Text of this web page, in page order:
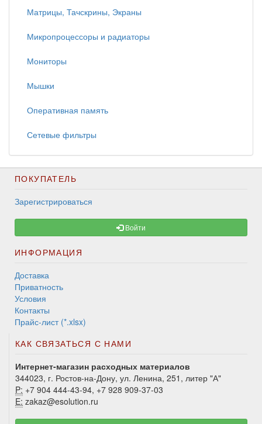
Матрицы, Тачскрины, Экраны
Микропроцессоры и радиаторы
Мониторы
Мышки
Оперативная память
Сетевые фильтры
ПОКУПАТЕЛЬ
Зарегистрироваться
Войти
ИНФОРМАЦИЯ
Доставка
Приватность
Условия
Контакты
Прайс-лист (*.xlsx)
КАК СВЯЗАТЬСЯ С НАМИ
Интернет-магазин расходных материалов
344023, г. Ростов-на-Дону, ул. Ленина, 251, литер "А"
P: +7 904 444-43-94, +7 928 909-37-03
E: zakaz@esolution.ru